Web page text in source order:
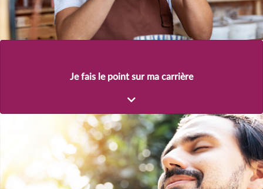
Je fais le point sur ma carrière